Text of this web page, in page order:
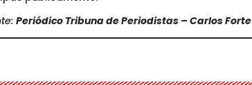
Periódico Tribuna de Periodistas – Carlos Forte